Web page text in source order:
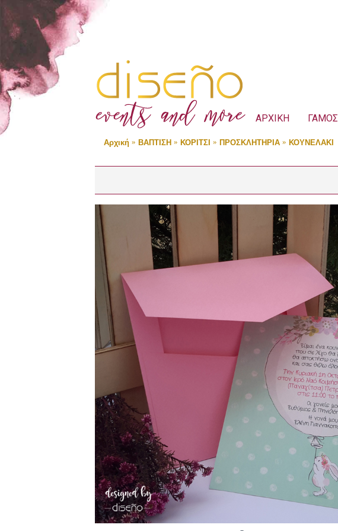
ΑΡΧΙΚΗ ΓΑΜΟΣ
Αρχική ΒΑΠΤΙΣΗ ΚΟΡΙΤΣΙ ΠΡΟΣΚΛΗΤΗΡΙΑ ΚΟΥΝΕΛΑΚΙ